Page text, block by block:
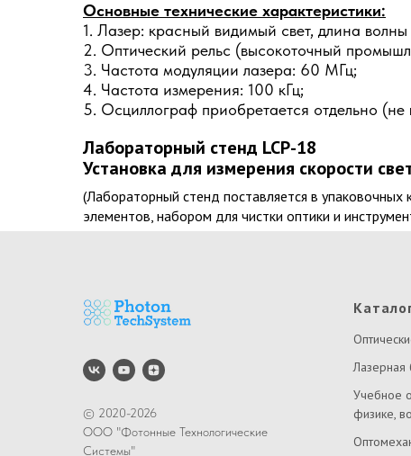
Основные технические характеристики:
1. Лазер: красный видимый свет, длина
2. Оптический рельс (высокоточный
3. Частота модуляции лазера: 60 МГц;
4. Частота измерения: 100 кГц;
5. Осциллограф приобретается отдельно (не
Лабораторный стенд LCP-18
Установка для измерения скорости
(Лабораторный стенд поставляется в
элементов, набором для чистки оптики и
© 2020-2026
ООО "Фотонные Технологические
Системы"
Лазерная
Учебное
физике,